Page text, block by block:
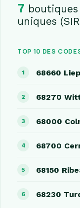
7 boutiques
uniques
TOP 10 DES
68660
68270
68000
68700
68150
68230